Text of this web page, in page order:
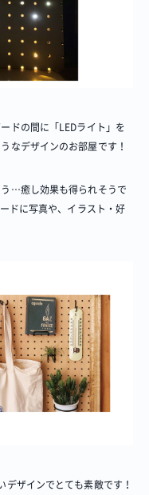
ドの間に「LEDライト」を
なデザインのお部屋です！
…癒し効果も得られそうで
ドに写真や、イラスト・好
ザインでとても素敵です！